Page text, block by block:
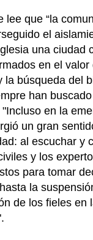
lee que “la
el
una ciudad
en el valor
la búsqueda del
han
"Incluso en la
un gran
al escuchar y
y los
para tomar
la
de los fieles en